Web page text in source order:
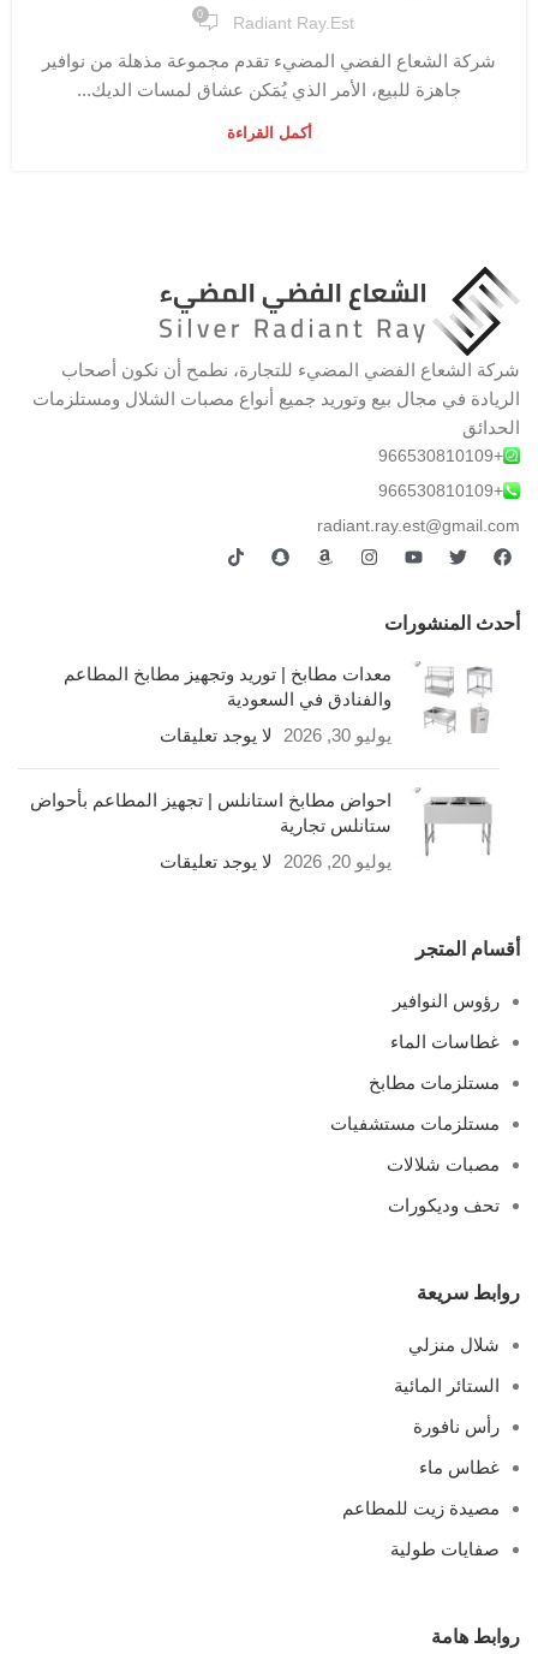
Radiant Ray.est
0
شركة الشعاع الفضي المضيء تقدم مجموعة مذهلة من نوافير
جاهزة للبيع، الأمر الذي يُمَكن عشاق لمسات الديك...
أكمل القراءة
شركة الشعاع الفضي المضيء للتجارة، نطمح أن نكون أصحاب
الريادة في مجال بيع وتوريد جميع أنواع مصبات الشلال ومستلزمات
الحدائق
+966530810109
+966530810109
radiant.ray.est@gmail.com
أحدث المنشورات
معدات مطابخ | توريد وتجهيز مطابخ المطاعم
والفنادق في السعودية
يوليو 30, 2026
لا يوجد تعليقات
احواض مطابخ استانلس | تجهيز المطاعم بأحواض
ستانلس تجارية
يوليو 20, 2026
لا يوجد تعليقات
أقسام المتجر
رؤوس النوافير
غطاسات الماء
مستلزمات مطابخ
مستلزمات مستشفيات
مصبات شلالات
تحف وديكورات
روابط سريعة
شلال منزلي
الستائر المائية
رأس نافورة
غطاس ماء
مصيدة زيت للمطاعم
صفايات طولية
روابط هامة